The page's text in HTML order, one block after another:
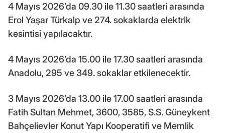
4 Mayıs 2026’da 09.30 ile 11.30 saatleri arasında
Erol Yaşar Türkalp ve 274. sokaklarda elektrik
kesintisi yapılacaktır.
4 Mayıs 2026’da 15.00 ile 17.30 saatleri arasında
Anadolu, 295 ve 349. sokaklar etkilenecektir.
3 Mayıs 2026’da 13.00 ile 17.00 saatleri arasında
Fatih Sultan Mehmet, 3600, 3585, S.S. Güneykent
Bahçelievler Konut Yapı Kooperatifi ve Memlik